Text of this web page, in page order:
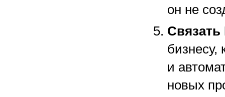
он не
Связать
бизнесу,
и
новых